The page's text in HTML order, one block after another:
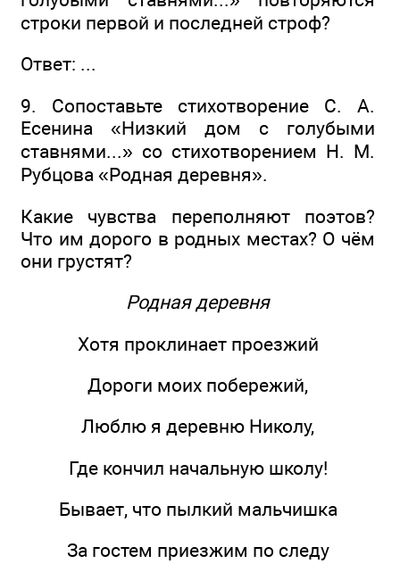
строки первой и последней строф?
Ответ: ...
9. Сопоставьте стихотворение С. А.
Есенина «Низкий дом с голубыми
ставнями...» со стихотворением Н. М.
Рубцова «Родная деревня».
Какие чувства переполняют поэтов?
Что им дорого в родных местах? О чём
они грустят?
Родная деревня
Хотя проклинает проезжий
Дороги моих побережий,
Люблю я деревню Николу,
Где кончил начальную школу!
Бывает, что пылкий мальчишка
За гостем приезжим по следу